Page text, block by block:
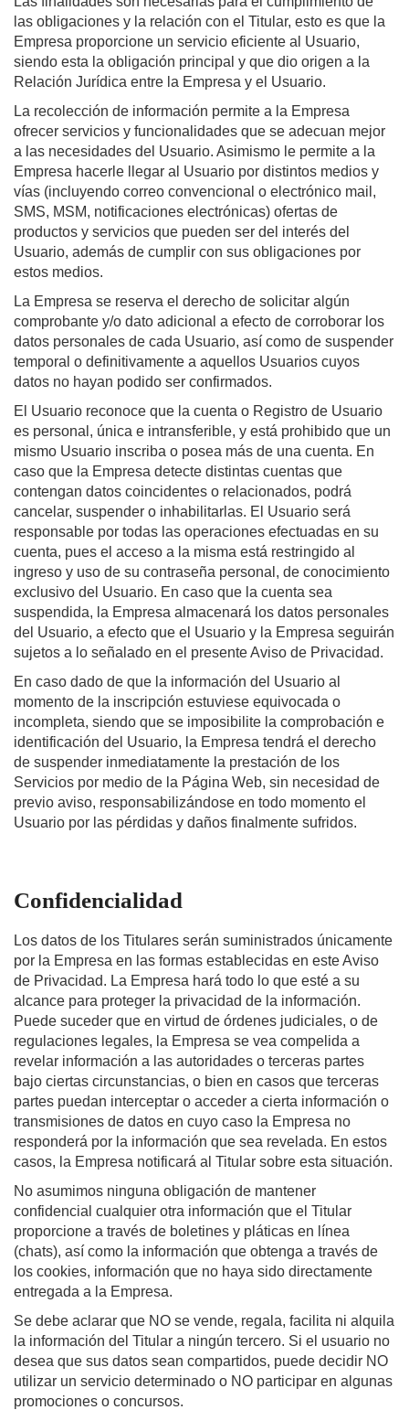
las obligaciones y la relación con el Titular, esto es que la
Empresa proporcione un servicio eficiente al Usuario,
siendo esta la obligación principal y que dio origen a la
Relación Jurídica entre la Empresa y el Usuario.
La recolección de información permite a la Empresa
ofrecer servicios y funcionalidades que se adecuan mejor
a las necesidades del Usuario. Asimismo le permite a la
Empresa hacerle llegar al Usuario por distintos medios y
vías (incluyendo correo convencional o electrónico mail,
SMS, MSM, notificaciones electrónicas) ofertas de
productos y servicios que pueden ser del interés del
Usuario, además de cumplir con sus obligaciones por
estos medios.
La Empresa se reserva el derecho de solicitar algún
comprobante y/o dato adicional a efecto de corroborar los
datos personales de cada Usuario, así como de suspender
temporal o definitivamente a aquellos Usuarios cuyos
datos no hayan podido ser confirmados.
El Usuario reconoce que la cuenta o Registro de Usuario
es personal, única e intransferible, y está prohibido que un
mismo Usuario inscriba o posea más de una cuenta. En
caso que la Empresa detecte distintas cuentas que
contengan datos coincidentes o relacionados, podrá
cancelar, suspender o inhabilitarlas. El Usuario será
responsable por todas las operaciones efectuadas en su
cuenta, pues el acceso a la misma está restringido al
ingreso y uso de su contraseña personal, de conocimiento
exclusivo del Usuario. En caso que la cuenta sea
suspendida, la Empresa almacenará los datos personales
del Usuario, a efecto que el Usuario y la Empresa seguirán
sujetos a lo señalado en el presente Aviso de Privacidad.
En caso dado de que la información del Usuario al
momento de la inscripción estuviese equivocada o
incompleta, siendo que se imposibilite la comprobación e
identificación del Usuario, la Empresa tendrá el derecho
de suspender inmediatamente la prestación de los
Servicios por medio de la Página Web, sin necesidad de
previo aviso, responsabilizándose en todo momento el
Usuario por las pérdidas y daños finalmente sufridos.
Confidencialidad
Los datos de los Titulares serán suministrados únicamente
por la Empresa en las formas establecidas en este Aviso
de Privacidad. La Empresa hará todo lo que esté a su
alcance para proteger la privacidad de la información.
Puede suceder que en virtud de órdenes judiciales, o de
regulaciones legales, la Empresa se vea compelida a
revelar información a las autoridades o terceras partes
bajo ciertas circunstancias, o bien en casos que terceras
partes puedan interceptar o acceder a cierta información o
transmisiones de datos en cuyo caso la Empresa no
responderá por la información que sea revelada. En estos
casos, la Empresa notificará al Titular sobre esta situación.
No asumimos ninguna obligación de mantener
confidencial cualquier otra información que el Titular
proporcione a través de boletines y pláticas en línea
(chats), así como la información que obtenga a través de
los cookies, información que no haya sido directamente
entregada a la Empresa.
Se debe aclarar que NO se vende, regala, facilita ni alquila
la información del Titular a ningún tercero. Si el usuario no
desea que sus datos sean compartidos, puede decidir NO
utilizar un servicio determinado o NO participar en algunas
promociones o concursos.